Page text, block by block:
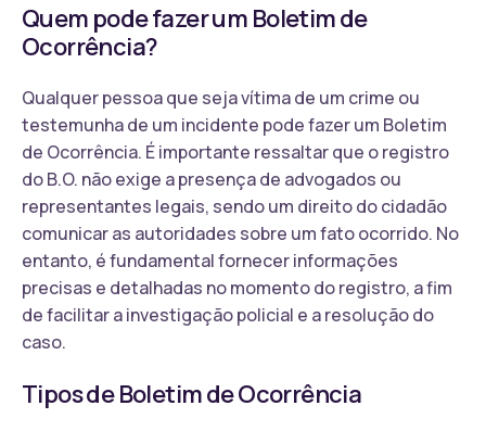
Quem pode fazer um Boletim de
Ocorrência?
Qualquer pessoa que seja vítima de um crime ou
testemunha de um incidente pode fazer um Boletim
de Ocorrência. É importante ressaltar que o registro
do B.O. não exige a presença de advogados ou
representantes legais, sendo um direito do cidadão
comunicar as autoridades sobre um fato ocorrido. No
entanto, é fundamental fornecer informações
precisas e detalhadas no momento do registro, a fim
de facilitar a investigação policial e a resolução do
caso.
Tipos de Boletim de Ocorrência